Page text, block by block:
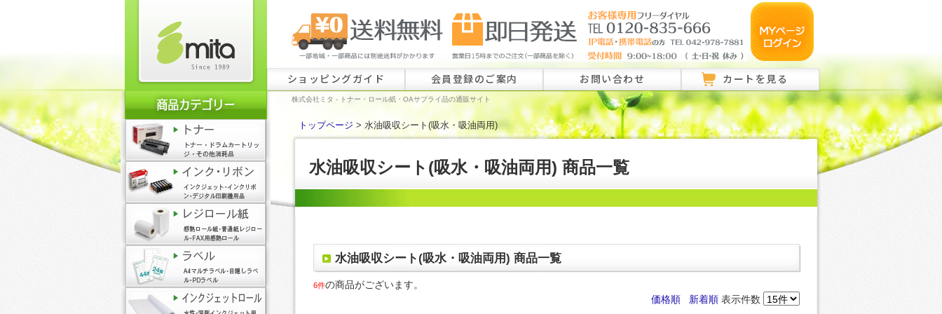
ショッピングガイド 会員登録のご案内 お問い合わせ
ロール紙特注のご相談はこちら
ラベル特注のご相談はこちら
カートを見る
株式会社ミタ - トナー・ロール紙・OAサプライ品の通販サイト
トップページ > 水油吸収シート(吸水・吸油両用)
水油吸収シート(吸水・吸油両用) 商品一覧
水油吸収シート(吸水・吸油両用) 商品一覧
6件の商品がございます。
価格順
新着順 表示件数